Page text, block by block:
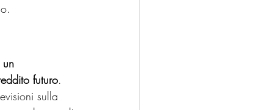
futuro.
sulla